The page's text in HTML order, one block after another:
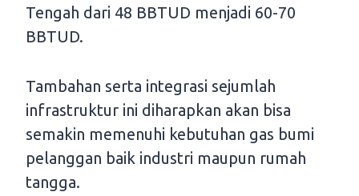
Tengah dari 48 BBTUD menjadi 60-70
BBTUD.
Tambahan serta integrasi sejumlah
infrastruktur ini diharapkan akan bisa
semakin memenuhi kebutuhan gas bumi
pelanggan baik industri maupun rumah
tangga.